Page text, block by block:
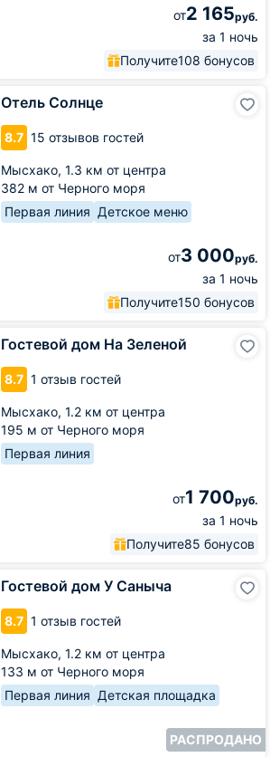
от2 165руб.
за 1 ночь
Получите108 бонусов
Отель Солнце
8.7 15 отзывов гостей
Мысхако, 1.3 км от центра
382 м от Черного моря
Первая линия Детское меню
от3 000руб.
за 1 ночь
Получите150 бонусов
Гостевой дом На Зеленой
8.7 1 отзыв гостей
Мысхако, 1.2 км от центра
195 м от Черного моря
Первая линия
от1 700руб.
за 1 ночь
Получите85 бонусов
Гостевой дом У Саныча
8.7 1 отзыв гостей
Мысхако, 1.2 км от центра
133 м от Черного моря
Первая линия Детская площадка
РАСПРОДАНО